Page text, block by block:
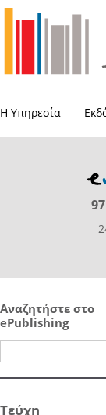
Η Υπηρεσία
Αναζητήστε στο
ePublishing
Τεύχη